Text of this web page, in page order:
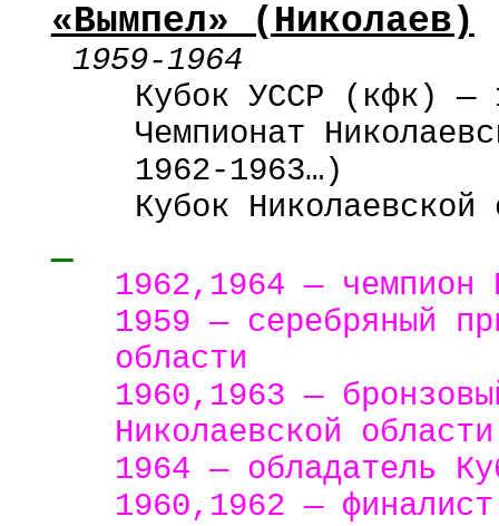
«Вымпел» ( Николаев)
1959-1964
Кубок УССР ( кфк) —
Чемпионат
1962-1963…)
Кубок
1962,1964 — чемпион
1959 — серебряный
области
1960,1963 —
Николаевской области
1964 — обладатель
1960,1962 —